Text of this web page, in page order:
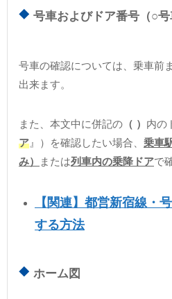
号車およびドア番号（○
号車の確認については、乗車前
出来ます。
また、本文中に併記の （ ） 内の
ア 』）を確認したい場合、 乗車
み）
または列車内の乗降ドアで
【関連】都営新宿線・
する方法
ホーム図